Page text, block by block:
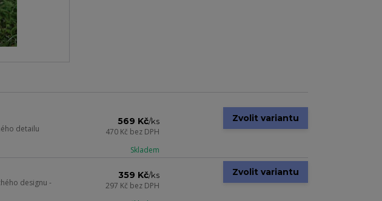
detailu
569 Kč/ks
470 Kč bez DPH
Skladem
Zvolit variantu
designu -
359 Kč/ks
297 Kč bez DPH
Zvolit variantu